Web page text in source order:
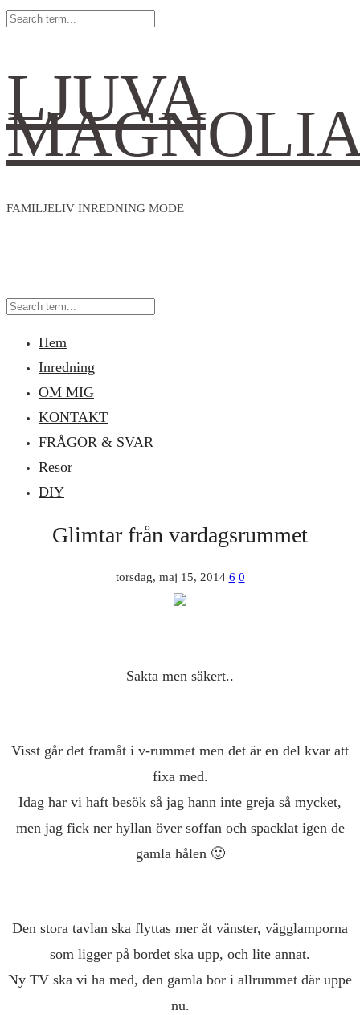
LJUVA
FAMILJELIV INREDNING MODE
Hem
Inredning
OM MIG
KONTAKT
FRÅGOR & SVAR
Resor
DIY
Glimtar från vardagsrummet
torsdag, maj 15, 2014 6 0
Sakta men säkert..
Visst går det framåt i v-rummet men det är en del kvar att
fixa med.
Idag har vi haft besök så jag hann inte greja så mycket,
men jag fick ner hyllan över soffan och spacklat igen de
gamla hålen 🙂
Den stora tavlan ska flyttas mer åt vänster, vägglamporna
som ligger på bordet ska upp, och lite annat.
Ny TV ska vi ha med, den gamla bor i allrummet där uppe
nu.